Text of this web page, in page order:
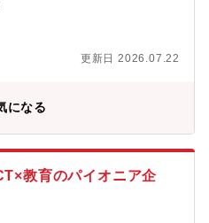
年9月、株主がアドバンテー
し、経営基盤はさらに強固となり
経営体制の刷新・強化が急務と
では、経理部 マネジャー（課
～管理体制の構築まで担う予定
だく予定で、ホールディングス
インする予定です。■組織構成：
て構成■採用背景：現状、部長が
更新日 2026.07.22
になる
教育のパイオニア企